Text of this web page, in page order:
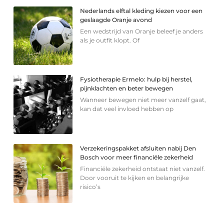
Nederlands elftal kleding kiezen voor een
geslaagde Oranje avond
Een wedstrijd van Oranje beleef je anders
als je outfit klopt. Of
Fysiotherapie Ermelo: hulp bij herstel,
pijnklachten en beter bewegen
Wanneer bewegen niet meer vanzelf gaat,
kan dat veel invloed hebben op
Verzekeringspakket afsluiten nabij Den
Bosch voor meer financiële zekerheid
Financiële zekerheid ontstaat niet vanzelf.
Door vooruit te kijken en belangrijke
risico’s